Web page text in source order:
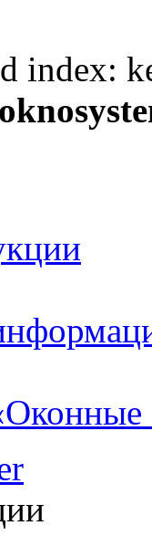
index: